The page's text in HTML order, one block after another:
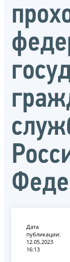
Дата
публикации:
12.05.2023
16:13